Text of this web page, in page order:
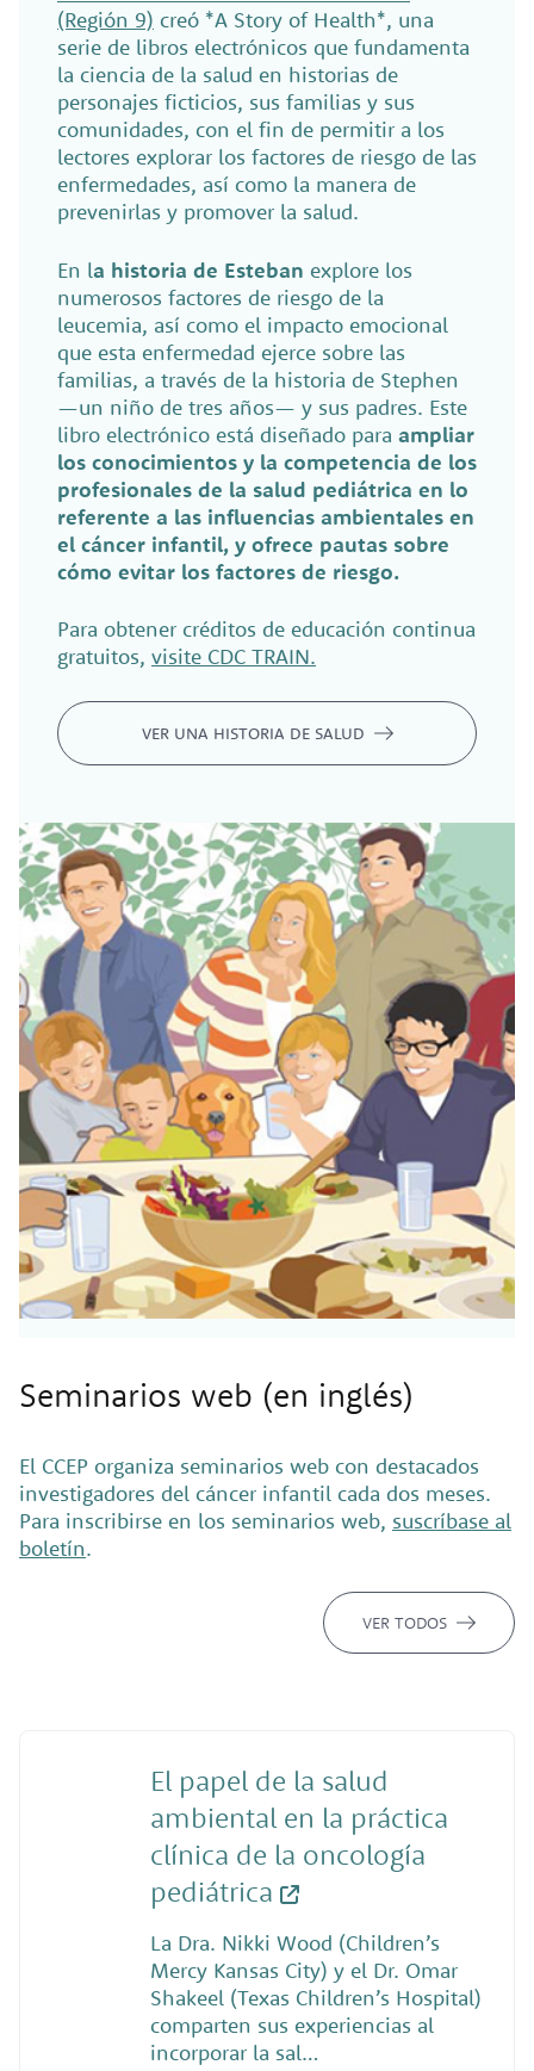
(Región 9) creó *A Story of Health*, una
serie de libros electrónicos que fundamenta
la ciencia de la salud en historias de
personajes ficticios, sus familias y sus
comunidades, con el fin de permitir a los
lectores explorar los factores de riesgo de las
enfermedades, así como la manera de
prevenirlas y promover la salud.
En la historia de Esteban explore los
numerosos factores de riesgo de la
leucemia, así como el impacto emocional
que esta enfermedad ejerce sobre las
familias, a través de la historia de Stephen
—un niño de tres años— y sus padres. Este
libro electrónico está diseñado para ampliar
los conocimientos y la competencia de los
profesionales de la salud pediátrica en lo
referente a las influencias ambientales en
el cáncer infantil, y ofrece pautas sobre
cómo evitar los factores de riesgo.
Para obtener créditos de educación continua
gratuitos, visite CDC TRAIN.
VER UNA HISTORIA DE SALUD
Seminarios web (en inglés)
El CCEP organiza seminarios web con destacados
investigadores del cáncer infantil cada dos meses.
Para inscribirse en los seminarios web, suscríbase al
boletín.
VER TODOS
El papel de la salud
ambiental en la práctica
clínica de la oncología
pediátrica
La Dra. Nikki Wood (Children’s
Mercy Kansas City) y el Dr. Omar
Shakeel (Texas Children’s Hospital)
comparten sus experiencias al
incorporar la sal…